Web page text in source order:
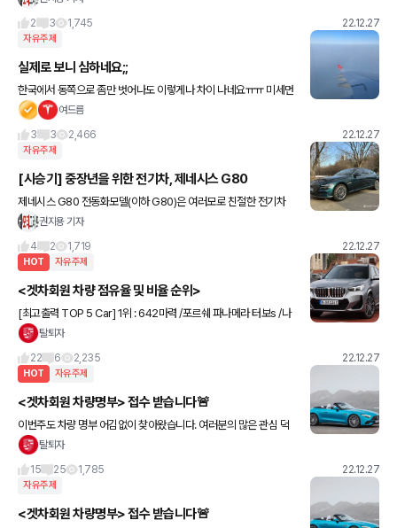
2
3 1,745 22.12.27
자유주제
실제로 보니 심하네요;;
한국에서 동쪽으로 좀만 벗어나도 이렇게나 차이 나네요ㅠㅠ 미세먼
지 최악!! 여드름
3
3 2,466 22.12.27
자유주제
[시승기] 중장년을 위한 전기차, 제네시스 G80
제네시스 G80 전동화모델(이하 G80)은 여러모로 친절한 전기차
다. 내연기관 차량을 기반으로 만들어 모든 게 익숙하다. 인포테인먼
를
권지용 기자
4
2 1,719 22.12.27
HOT 자유주제
<겟차회원 차량 점유율 및 비율 순위>
[최고출력 TOP 5 Car] 1위 : 642마력 /포르쉐 파나메라 터보s /나
만없어페라리님 2위 : 625마력 /BMW M5 컴페티션 /남자는8기통
탈퇴자
22
6 2,235 22.12.27
HOT 자유주제
<겟차회원 차량명부> 접수 받습니다🚨
이번주도 차량 명부 어김없이 찾아왔습니다. 여러분의 많은 관심 덕
분에 벌써 명부인원 140명을 돌파했습니다. 굿굿 이번주도 명부 업
탈퇴자
15
25 1,785 22.12.27
자유주제
<겟차회원 차량명부> 접수 받습니다🚨